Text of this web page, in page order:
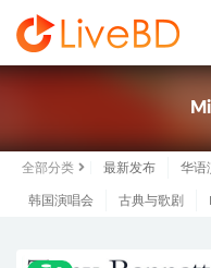
全部分类 最新发布 华语
韩国演唱会 古典与歌剧